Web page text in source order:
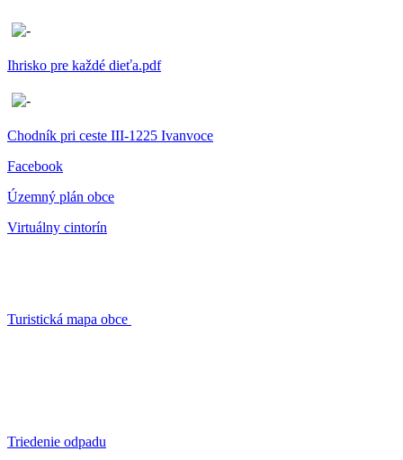
Ihrisko pre každé dieťa.pdf
Chodník pri ceste III-1225 Ivanvoce
Facebook
Územný plán obce
Virtuálny cintorín
Turistická mapa obce
Triedenie odpadu